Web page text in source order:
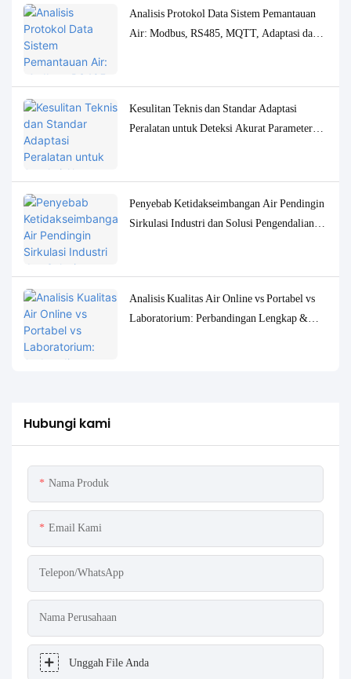
Analisis Protokol Data Sistem Pemantauan
Air: Modbus, RS485, MQTT, Adaptasi dan
Kesulitan Teknis dan Standar Adaptasi
Peralatan untuk Deteksi Akurat Parameter
Penyebab Ketidakseimbangan Air Pendingin
Sirkulasi Industri dan Solusi Pengendalian
Analisis Kualitas Air Online vs Portabel vs
Laboratorium: Perbandingan Lengkap &
Hubungi kami
Nama Produk
Email Kami
Telepon/WhatsApp
Nama Perusahaan
Unggah File Anda